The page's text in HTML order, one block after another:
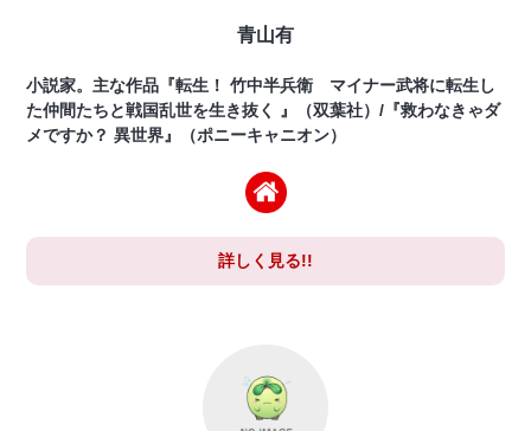
青山有
小説家。主な作品『転生！ 竹中半兵衛 マイナー武将に転生し
た仲間たちと戦国乱世を生き抜く 』（双葉社）/『救わなきゃダ
メですか？ 異世界』（ポニーキャニオン）
詳しく見る!!